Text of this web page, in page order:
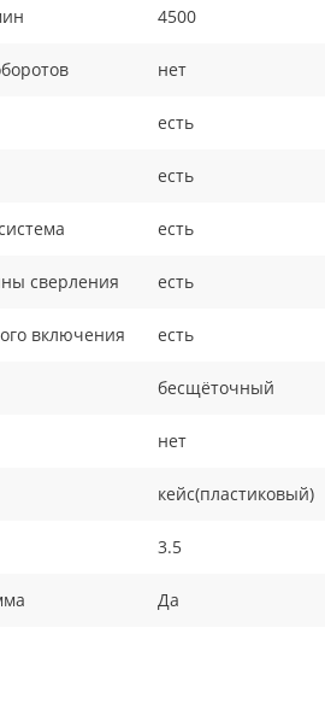
4500
нет
есть
есть
есть
сверления есть
включения есть
бесщёточный
нет
кейс(пластиковый)
3.5
Да